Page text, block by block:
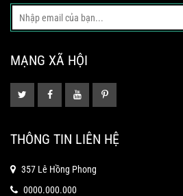
MẠNG XÃ HỘI
THÔNG TIN LIÊN HỆ
357 Lê Hồng Phong
0000.000.000